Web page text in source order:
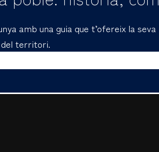
amb una guia que t’ofereix la
territori.